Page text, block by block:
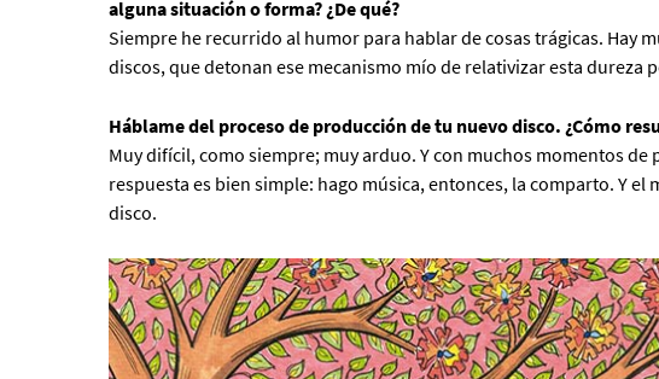
alguna situación o forma? ¿De qué?
Siempre he recurrido al humor para hablar de cosas trágicas. Hay
discos, que detonan ese mecanismo mío de relativizar esta dureza
Háblame del proceso de producción de tu nuevo disco. ¿Cómo
Muy difícil, como siempre; muy arduo. Y con muchos momentos de
respuesta es bien simple: hago música, entonces, la comparto. Y
disco.